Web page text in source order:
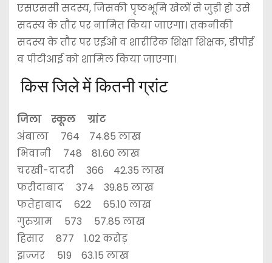
एसएससी सदस्य, जिसकी पृष्ठभूमि खेलों से जुड़ी हो उसे
सदस्य के तौर पर नामित किया जाएगा। तकनीकी
सदस्य के तौर पर एईओ व शारीरिक शिक्षा शिक्षक, डीपीई
व पीटीआई को शामिल किया जाएगा।
किस जिले में कितनी ग्रांट
जिला स्कूल ग्रांट
अंबाला 764 74.85 लाख
भिवानी 748 81.60 लाख
चरखी-दादरी 366 42.35 लाख
फरीदाबाद 374 39.85 लाख
फतेहाबाद 622 65.10 लाख
गुरुग्राम 573 57.85 लाख
हिसार 877 1.02 करोड़
झज्जर 519 63.15 लाख